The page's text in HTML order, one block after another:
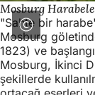
Mosburg
"Sahte bir
Mosburg
1823) ve
Mosburg, İkinci
şekillerde